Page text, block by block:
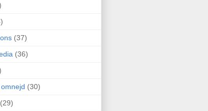
(37)
(36)
(30)
(29)